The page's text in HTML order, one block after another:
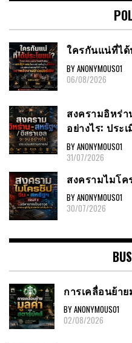
ใครกันแน่ที่ไ
BY ANONYMOUS01
06/08/2026
สงครามอิหร่า
อย่างไร: ประ
BY ANONYMOUS01
31/07/2026
สงครามไมโ
BY ANONYMOUS01
30/07/2026
การเคลื่อนย้า
BY ANONYMOUS01
02/08/2026